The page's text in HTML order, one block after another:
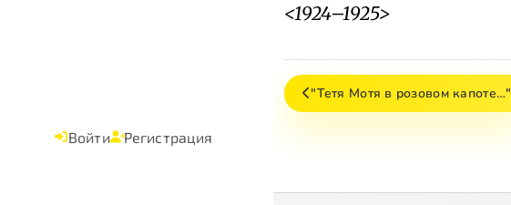
Войти Регистрация
<1924–1925>
"Тетя Мотя в розовом капоте…"